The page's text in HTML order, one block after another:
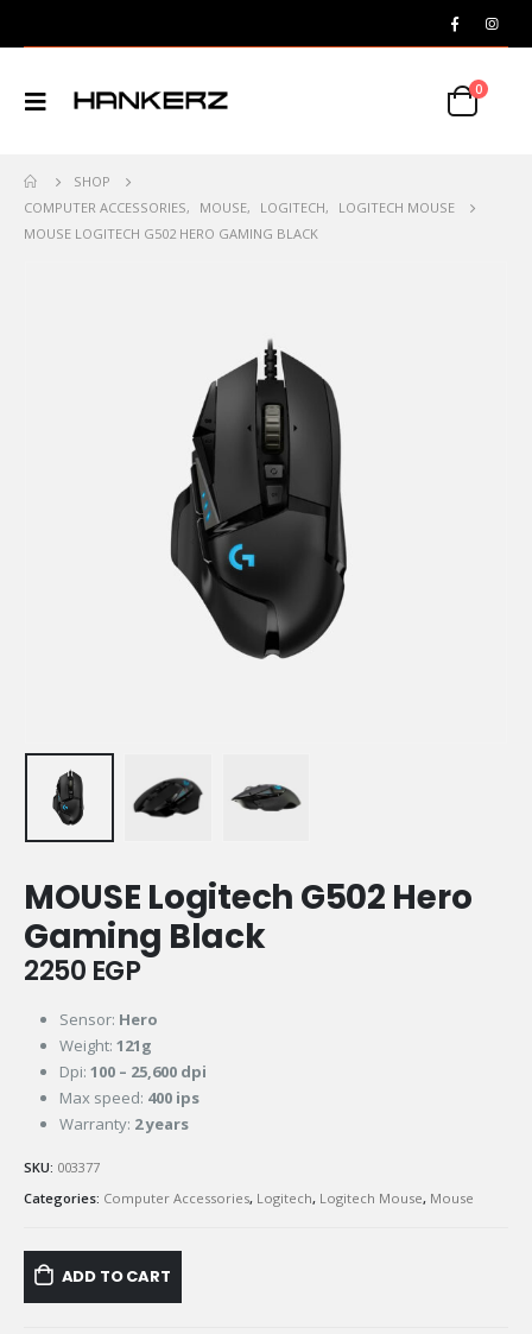
0
SHOP
COMPUTER ACCESSORIES, MOUSE, LOGITECH,
LOGITECH MOUSE
MOUSE LOGITECH G502 HERO GAMING BLACK
MOUSE Logitech G502 Hero
Gaming Black
2250 EGP
Sensor: Hero
Weight: 121g
Dpi: 100 – 25,600 dpi
Max speed: 400 ips
Warranty: 2 years
SKU: 003377
Categories: Computer Accessories, Logitech, Logitech Mouse, Mouse
ADD TO CART